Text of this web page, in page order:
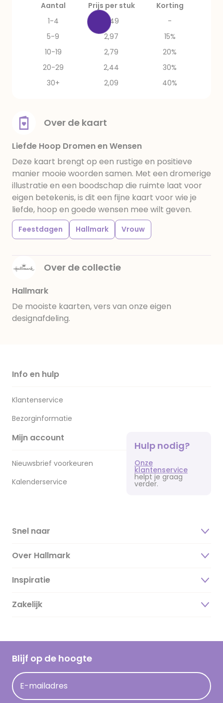
Aantal Prijs per stuk
Korting
1-4
3,49
-
5-9
2,97
15%
10-19
2,79
20%
20-29
2,44
30%
30+
2,09 40%
Over de kaart
Liefde Hoop Dromen en Wensen
Deze kaart brengt op een rustige en positieve
manier mooie woorden samen. Met een dromerige
illustratie en een boodschap die ruimte laat voor
eigen betekenis, is dit een fijne kaart voor wie je
liefde, hoop en goede wensen mee wilt geven.
Feestdagen Hallmark Vrouw
Over de collectie
Hallmark
De mooiste kaarten, vers van onze eigen
designafdeling.
Info en hulp
Klantenservice
Bezorginformatie
Mijn account
Nieuwsbrief voorkeuren
Kalenderservice
Hulp nodig?
Onze
klantenservice
helpt je graag
verder.
Snel naar
Over Hallmark
Over ons
Duurzaamheid
Hallmark Kaartclub
Acties
Persberichten
Inspiratie
Magazine
Cadeau inspiratie
Kaartinspiratie
Zakelijk
Blijf op de hoogte
E-mailadres